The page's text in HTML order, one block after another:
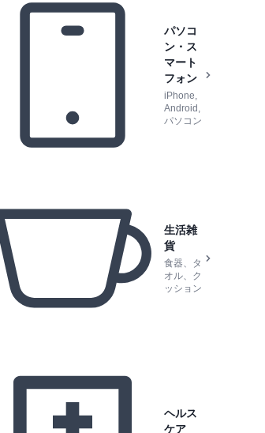
パソコ
ン・ス
マート
フォン
iPhone,
Android,
パソコン
生活雑
貨
食器、タ
オル、ク
ッション
ヘルス
ケア